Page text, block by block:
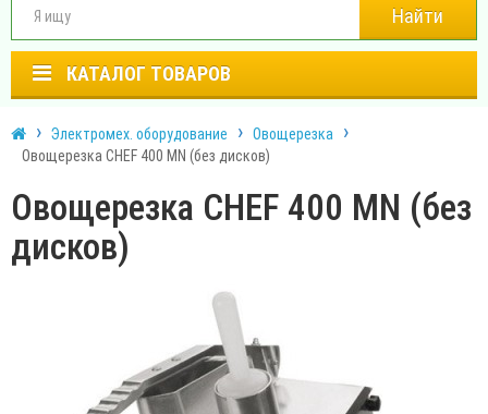
Найти
КАТАЛОГ ТОВАРОВ
Электромех. оборудование
Овощерезка
Овощерезка CHEF 400 MN (без дисков)
Овощерезка CHEF 400 MN (без
дисков)